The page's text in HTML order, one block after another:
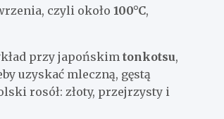
czyli około 100°C,
przy japońskim tonkotsu,
uzyskać mleczną, gęstą
rosół: złoty, przejrzysty i